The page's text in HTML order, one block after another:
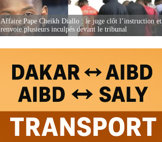
Affaire Pape Cheikh Diallo : le juge clôt l’instruction et
renvoie plusieurs inculpés devant le tribunal